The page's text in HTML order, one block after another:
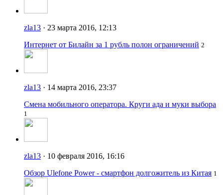
zla13 · 23 марта 2016, 12:13
Интернет от Билайн за 1 рубль полон ограничений 2
zla13 · 14 марта 2016, 23:37
Смена мобильного оператора. Круги ада и муки выбора
1
zla13 · 10 февраля 2016, 16:16
Обзор Ulefone Power - смартфон долгожитель из Китая 1